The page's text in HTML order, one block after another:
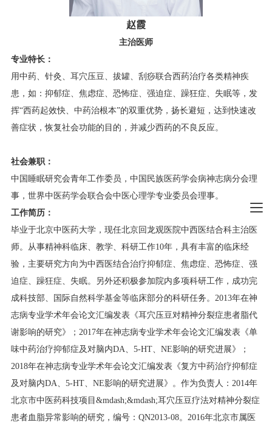
赵霞
主治医师
专业特长：
用中药、针灸、耳穴压豆、拔罐、刮痧联合西药治疗各类精神疾
患，如：抑郁症、焦虑症、恐怖症、强迫症、躁狂症、失眠等，发
挥“西药起效快、中药治根本”的双重优势，扬长避短，达到快速改
善症状，恢复社会功能的目的，并减少西药的不良反应。
社会兼职：
中国睡眠研究会青年工作委员，中国民族医药学会病神志病分会理
事，世界中医药学会联合会中医心理学专业委员会理事。
工作简历：
毕业于北京中医药大学，现任北京回龙观医院中西医结合科主治医
师。从事精神科临床、教学、科研工作10年，具有丰富的临床经
验，主要研究方向为中西医结合治疗抑郁症、焦虑症、恐怖症、强
迫症、躁狂症、失眠。另外还积极参加院内多项科研工作，成功完
成科技部、国际自然科学基金等临床部分的科研任务。 2013年在神
志病专业学术年会论文汇编发表《耳穴压豆对精神分裂症患者脂代
谢影响的研究》； 2017年在神志病专业学术年会论文汇编发表《单
味中药治疗抑郁症及对脑内DA 5-HT、 NE影响的研究进展》；
2018年在神志病专业学术年会论文汇编发表《复方中药治疗抑郁症
及对脑内DA 5-HT、 NE影响的研究进展》。作为负责人： 2014年
北京市中医药科技项目 &mdash;&mdash;耳穴压豆疗法对精神分裂症
患者血脂异常影响的研究，编号： QN2013-08。 2016年北京市属医